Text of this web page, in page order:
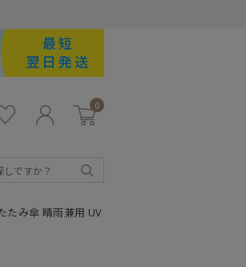
イ
ン
0
たみ傘 晴雨兼用 UV